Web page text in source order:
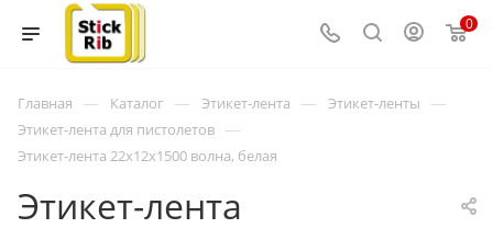
0
Главная — Каталог — Этикет-лента — Этикет-ленты —
Этикет-лента для пистолетов —
Этикет-лента 22x12x1500 волна, белая
Этикет-лента